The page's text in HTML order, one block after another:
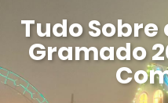
Tudo Sobre
Gramado